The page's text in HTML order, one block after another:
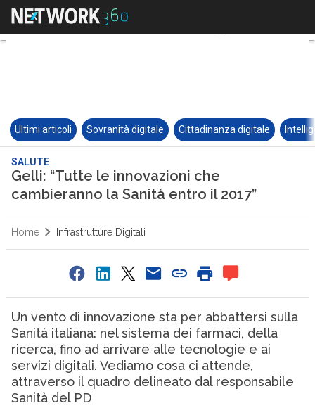
Ultimi articoli Sovranità digitale Cittadinanza digitale
SALUTE
Gelli: “Tutte le innovazioni che
cambieranno la Sanità entro il 2017”
Home Infrastrutture Digitali
Un vento di innovazione sta per abbattersi sulla
Sanità italiana: nel sistema dei farmaci, della
ricerca, fino ad arrivare alle tecnologie e ai
servizi digitali. Vediamo cosa ci attende,
attraverso il quadro delineato dal responsabile
Sanità del PD